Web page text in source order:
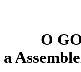
O
a